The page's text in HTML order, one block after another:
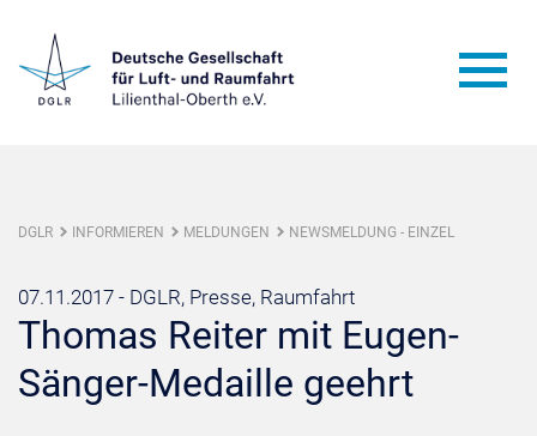
DGLR INFORMIEREN MELDUNGEN NEWSMELDUNG - EINZEL
07.11.2017 - DGLR, Presse, Raumfahrt
Thomas Reiter mit Eugen-
Sänger-Medaille geehrt